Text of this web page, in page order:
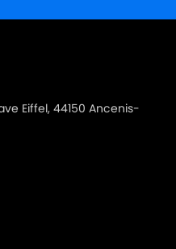
Eiffel, 44150 Ancenis-